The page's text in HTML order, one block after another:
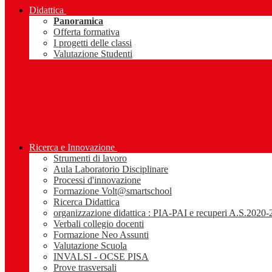
Didattica
Panoramica
Offerta formativa
I progetti delle classi
Valutazione Studenti
Ricerca e Innovazione
Strumenti di lavoro
Aula Laboratorio Disciplinare
Processi d'innovazione
Formazione Volt@smartschool
Ricerca Didattica
organizzazione didattica : PIA-PAI e recuperi A.S.2020-
Verbali collegio docenti
Formazione Neo Assunti
Valutazione Scuola
INVALSI - OCSE PISA
Prove trasversali